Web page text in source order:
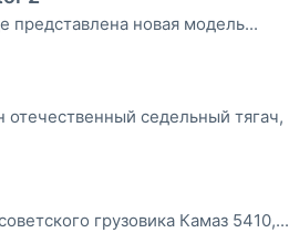
представлена новая модель...
седельный тягач,
грузовика Камаз 5410,...